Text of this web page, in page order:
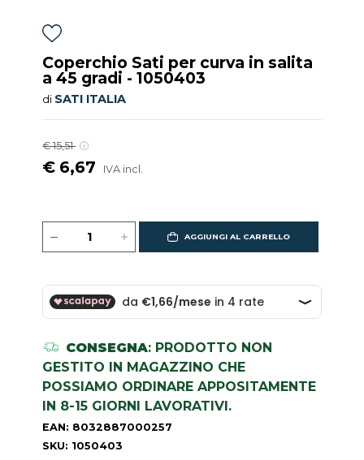
Coperchio Sati per curva in salita
a 45 gradi - 1050403
di SATI ITALIA
€ 15,51
€ 6,67 IVA incl.
AGGIUNGI AL CARRELLO
CONSEGNA: PRODOTTO NON
GESTITO IN MAGAZZINO CHE
POSSIAMO ORDINARE APPOSITAMENTE
IN 8-15 GIORNI LAVORATIVI.
EAN: 8032887000257
SKU: 1050403